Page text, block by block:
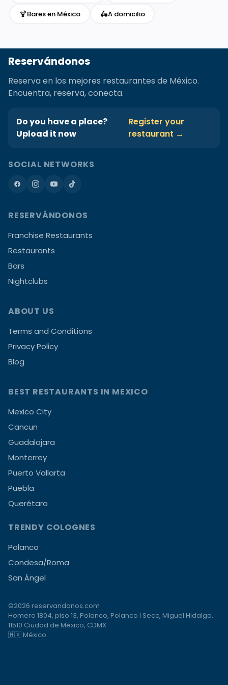
🍹Bares en México 🛵A domicilio
Reservándonos
Reserva en los mejores restaurantes de México.
Encuentra, reserva, conecta.
Do you have a place?
Upload it now
Register your
restaurant →
SOCIAL NETWORKS
RESERVÁNDONOS
Franchise Restaurants
Restaurants
Bars
Nightclubs
ABOUT US
Terms and Conditions
Privacy Policy
Blog
BEST RESTAURANTS IN MEXICO
Mexico City
Cancun
Guadalajara
Monterrey
Puerto Vallarta
Puebla
Querétaro
TRENDY COLOGNES
Polanco
Condesa/Roma
San Ángel
©2026 reservandonos.com
Homero 1804, piso 13, Polanco, Polanco I Secc, Miguel Hidalgo,
11510 Ciudad de México, CDMX
🇲🇽 México